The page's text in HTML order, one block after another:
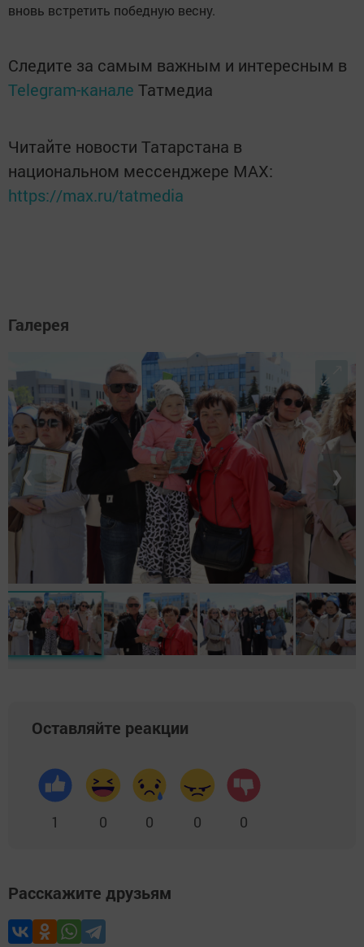
вновь встретить победную весну.
Следите за самым важным и интересным в
Telegram-канале Татмедиа
Читайте новости Татарстана в
национальном мессенджере MАХ:
https://max.ru/tatmedia
Галерея
❮ ❯
Оставляйте реакции
1 0 0 0 0
Расскажите друзьям